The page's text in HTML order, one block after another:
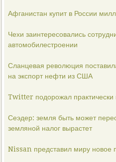
Афганистан купит в России
Чехи заинтересовались
автомобилестроении
Сланцевая революция
на экспорт нефти из США
Twitter подорожал практически
Сеэдер: земля быть может
земляной налог вырастет
Nissan представил миру новое